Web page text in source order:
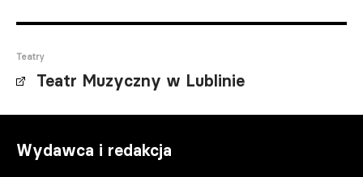
Teatry
Teatr Muzyczny w Lublinie
Wydawca i redakcja